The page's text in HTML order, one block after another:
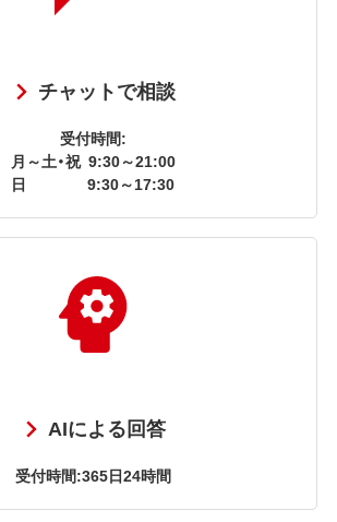
チャットで相談
受付時間:
月～土・祝 9:30～21:00
日
9:30～17:30
AIによる回答
受付時間:365日24時間